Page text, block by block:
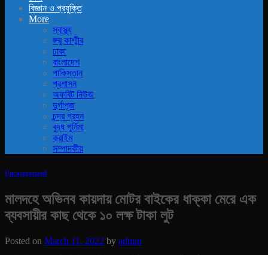
বিজ্ঞান ও প্রযুক্তি
More
স্বাস্থ্য
জ্ম্মু কাশ্মীর
ঢাকা
বাংলাদেশ
পাকিস্তান
প্রশাসন
অফবিট নিউজ
দুর্গাপূজ
চন্দ্র গ্রহন
বুদ্ধ পূর্নিমা
ক্রাইম
সম্পাদকীয়
Uncategorized
মালদহে অভিনব কায়দায় মোটর বাইকের ধাক্কা মেরে এক
ব্যবসায়ীর কাছ থেকে ১০ লক্ষ টাকা লুট
Posted on March 11, 2022 by admin